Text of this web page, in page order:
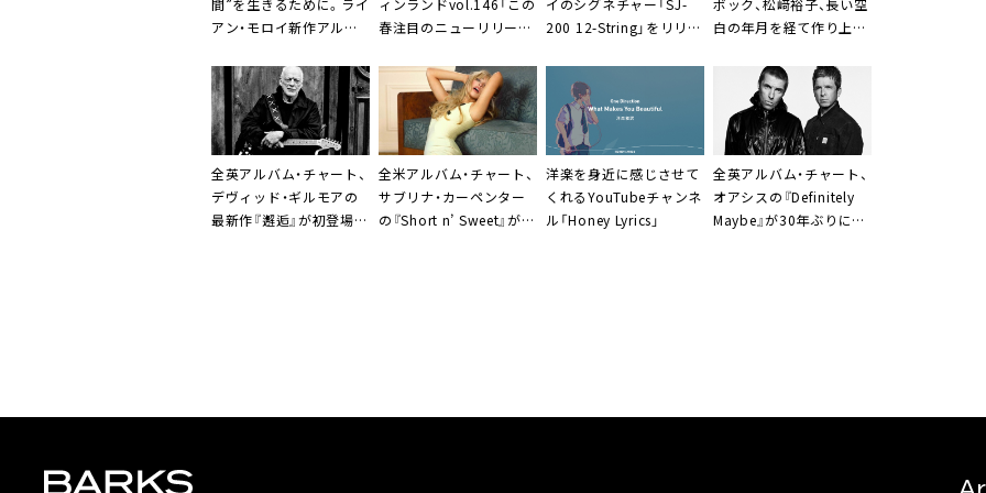
間”を生きるために。ライ
アン・モロイ新作アルバ
Our Lives』
ィンランドvol.146「この
春注目のニューリリース
イのシグネチャー「SJ-
200 12-String」をリリー
ボック、松﨑裕子、長い空
白の年月を経て作り上げ
全英アルバム・チャート、
デヴィッド・ギルモアの
最新作『邂逅』が初登場1
全米アルバム・チャート、
サブリナ・カーペンター
の『Short n’ Sweet』が2
洋楽を身近に感じさせて
くれるYouTubeチャンネ
ル「Honey Lyrics」
全英アルバム・チャート、
オアシスの『Definitely
Maybe』が30年ぶりに1